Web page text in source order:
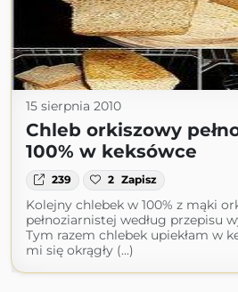
15 sierpnia 2010
Chleb orkiszowy
100% w keksówce
239 2 Zapisz
Kolejny chlebek w 100% z mąki
pełnoziarnistej według przepisu
Tym razem chlebek upiekłam w
mi się okrągły (...)